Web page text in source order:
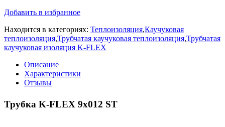
Добавить в избранное
Находится в категориях: Теплоизоляция,Каучуковая
теплоизоляция,Трубчатая каучуковая теплоизоляция,Трубчатая
каучуковая изоляция K-FLEX
Описание
Характеристики
Отзывы
Трубка K-FLEX 9x012 ST